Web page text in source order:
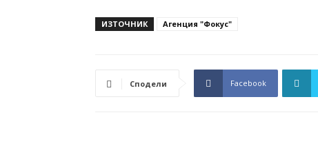
ИЗТОЧНИК Агенция "Фокус"
Сподели Facebook